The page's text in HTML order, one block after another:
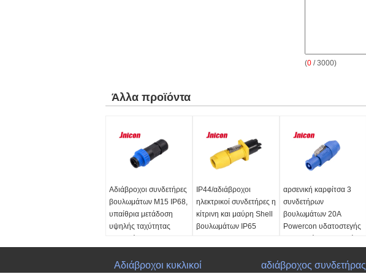
(0 / 3000)
Άλλα προϊόντα
Αδιάβροχοι συνδετήρες
βουλωμάτων M15 IP68,
υπαίθρια μετάδοση
υψηλής ταχύτητας
Όνομα Προϊόντος:
IP44/αδιάβροχοι
ηλεκτρικοί συνδετήρες η
κίτρινη και μαύρη Shell
βουλωμάτων IP65
υποδοχών
αρσενική καρφίτσα 3
συνδετήρων
βουλωμάτων 20A
Powercon υδατοστεγής
οδηγήσεων
Αδιάβροχοι κυκλικοί
αδιάβροχος συνδετήρας